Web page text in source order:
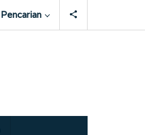
Pencarian